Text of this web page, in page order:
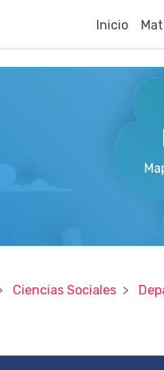
Inicio
Ciencias Sociales